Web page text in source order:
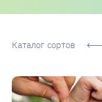
Каталог сортов